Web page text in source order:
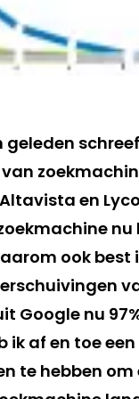
geleden
en
ook
Google nu
ik af en toe
te hebben